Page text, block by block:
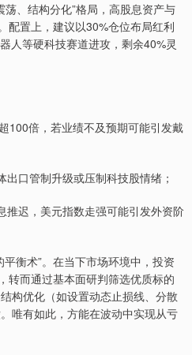
荡、结构分化”格局，高股息资产与
配置上，建议以30%仓位布局红利
人等硬科技赛道进攻，剩余40%灵
100倍，若业绩不及预期可能引发戴
口管制升级或压制科技股情绪；
推迟，美元指数走强可能引发外资阶
衡术”。在当下市场环境中，投资
转而通过基本面研判筛选优质标的
构优化（如设置动态止损线、分散
唯有如此，方能在波动中实现从亏